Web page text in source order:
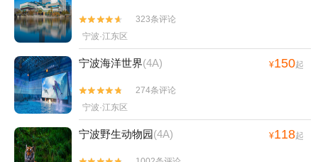


323条评论
宁波·江东区
宁波海洋世界(4A) ¥150起


274条评论
宁波·江东区
宁波野生动物园(4A) ¥118起